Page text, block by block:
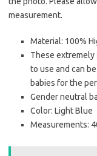
measurement.
Material: 100%
These extremely
to use and can
babies for the
Gender neutral
Color: Light Blue
Measurements: